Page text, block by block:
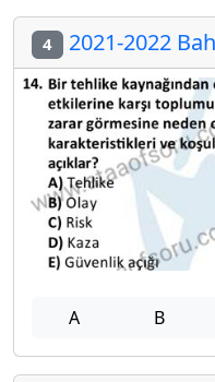
4 2021-2022
A B